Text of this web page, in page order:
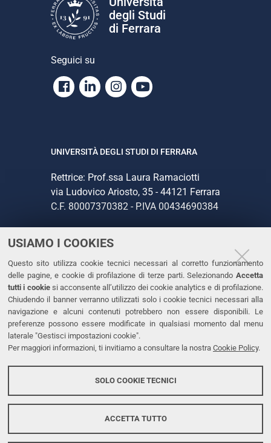
USIAMO I COOKIES
Questo sito utilizza cookie tecnici necessari al corretto funzionamento
delle pagine, e cookie di profilazione di terze parti. Selezionando Accetta
tutti i cookiesi acconsente all’utilizzo dei cookie analytics e di profilazione.
Chiudendo il banner verranno utilizzati solo i cookie tecnici necessari alla
navigazione e alcuni contenuti potrebbero non essere disponibili. Le
preferenze possono essere modificate in qualsiasi momento dal menu
laterale "Gestisci impostazioni cookie".
Per maggiori informazioni, ti invitiamo a consultare la nostra Cookie Policy.
SOLO COOKIE TECNICI
ACCETTA TUTTO
degli Studi
di Ferrara
Seguici su
Facebook
LinkedinInstagram
Youtube
UNIVERSITÀ DEGLI STUDI DI FERRARA
Rettrice: Prof.ssa Laura Ramaciotti
via Ludovico Ariosto, 35 - 44121 Ferrara
C.F. 80007370382 - P.IVA 00434690384
CONTATTI
Tel. +39 0532 293111
Fax. +39 0532 293031
PEC
LINKS
Dichiarazione di accessibilità
Protezione dati personali